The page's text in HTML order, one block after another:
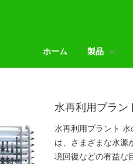
ホーム 製品
水再利用プラン
水再利用プラント 水
は、さまざまな水源
境回復などの有益な